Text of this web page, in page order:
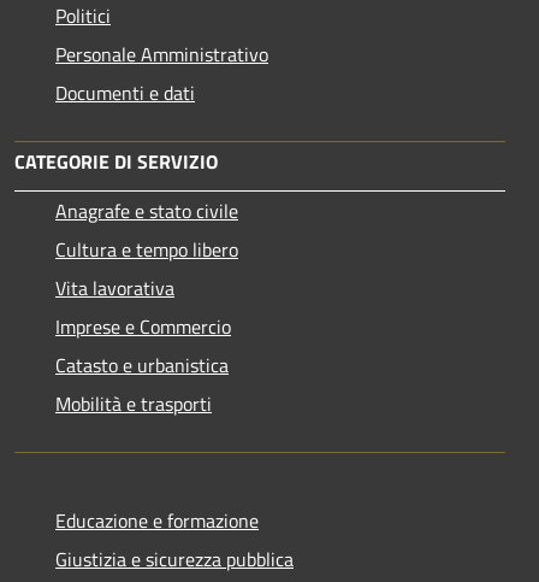
Politici
Personale Amministrativo
Documenti e dati
CATEGORIE DI SERVIZIO
Anagrafe e stato civile
Cultura e tempo libero
Vita lavorativa
Imprese e Commercio
Catasto e urbanistica
Mobilità e trasporti
Educazione e formazione
Giustizia e sicurezza pubblica